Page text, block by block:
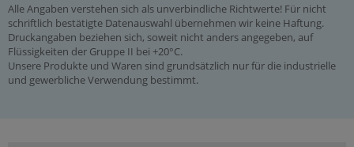
Alle Angaben verstehen sich als unverbindliche Richtwerte! Für nicht
schriftlich bestätigte Datenauswahl übernehmen wir keine Haftung.
Druckangaben beziehen sich, soweit nicht anders angegeben, auf
Flüssigkeiten der Gruppe II bei +20°C.
Unsere Produkte und Waren sind grundsätzlich nur für die industrielle
und gewerbliche Verwendung bestimmt.